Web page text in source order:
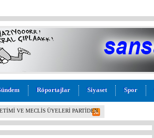
Röportajlar Siyaset Spor
MİLLETVEKİLİ BURHANETTİN
KADAR VİCDANSIZLIK